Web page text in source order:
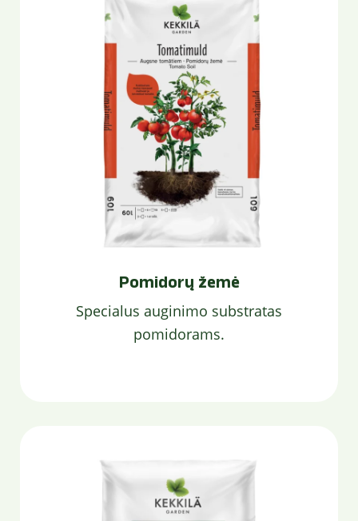
Pomidorų žemė
Specialus auginimo substratas
pomidorams.